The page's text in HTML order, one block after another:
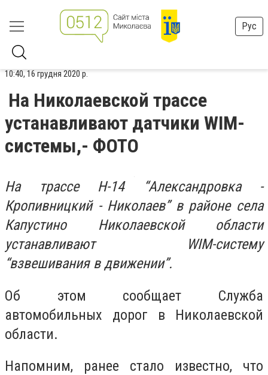
Рус
10:40, 16 грудня 2020 р.
На Николаевской трассе
устанавливают датчики WIM-
системы,- ФОТО
На трассе Н-14 “Александровка -
Кропивницкий - Николаев” в районе села
Капустино Николаевской области
устанавливают WIM-систему
“взвешивания в движении”.
Об этом сообщает Служба
автомобильных дорог в Николаевской
области.
Напомним, ранее стало известно, что